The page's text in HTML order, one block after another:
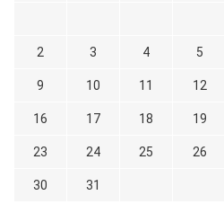
2 3 4 5
9 10 11 12
16 17 18 19
23 24 25 26
30 31